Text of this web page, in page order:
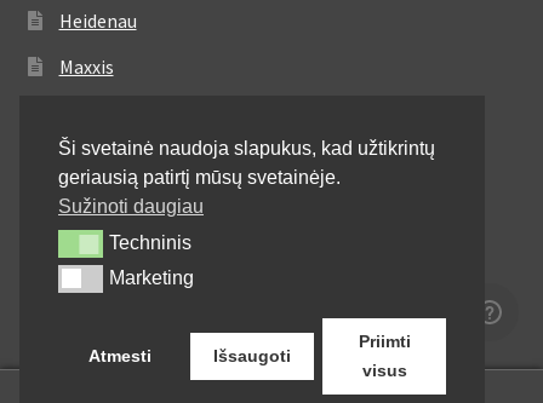
Heidenau
Maxxis
Michelin
Mitas
Pirelli
Shinko
Ši svetainė naudoja slapukus, kad užtikrintų
geriausią patirtį mūsų svetainėje.
Sužinoti daugiau
TechninisTechninis
MarketingMarketing
Atmesti Išsaugoti
Priimti
visus